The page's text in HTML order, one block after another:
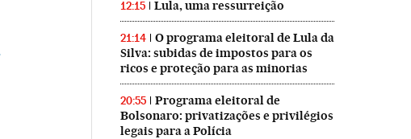
12:15 Lula, uma ressurreição
21:14
O programa eleitoral de Lula da
Silva: subidas de impostos para os
ricos e proteção para as minorias
20:55
Programa eleitoral de
Bolsonaro: privatizações e privilégios
legais para a Polícia